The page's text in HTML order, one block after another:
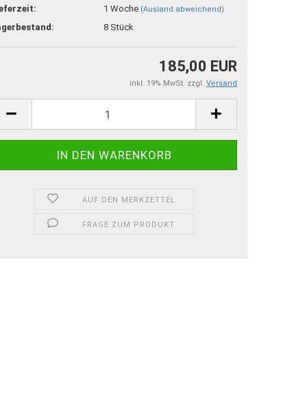
vergessen?
1 Woche (Ausland abweichend)
8 Stück
185,00 EUR
inkl. 19% MwSt. zzgl. Versand
AUF DEN MERKZETTEL
FRAGE ZUM PRODUKT